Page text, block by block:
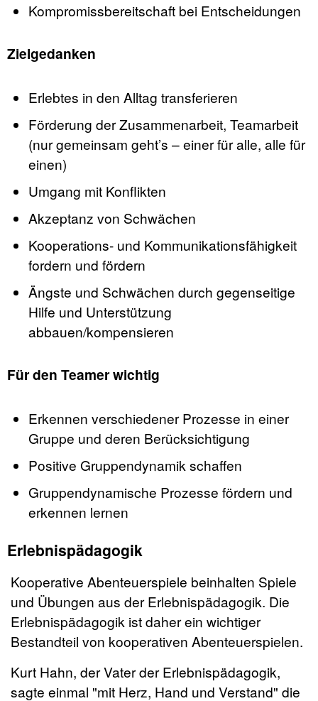
Kompromissbereitschaft bei Entscheidungen
Zielgedanken
Erlebtes in den Alltag transferieren
Förderung der Zusammenarbeit, Teamarbeit
(nur gemeinsam geht’s – einer für alle, alle für
einen)
Umgang mit Konflikten
Akzeptanz von Schwächen
Kooperations- und Kommunikationsfähigkeit
fordern und fördern
Ängste und Schwächen durch gegenseitige
Hilfe und Unterstützung
abbauen/kompensieren
Für den Teamer wichtig
Erkennen verschiedener Prozesse in einer
Gruppe und deren Berücksichtigung
Positive Gruppendynamik schaffen
Gruppendynamische Prozesse fördern und
erkennen lernen
Erlebnispädagogik
Kooperative Abenteuerspiele beinhalten Spiele
und Übungen aus der Erlebnispädagogik. Die
Erlebnispädagogik ist daher ein wichtiger
Bestandteil von kooperativen Abenteuerspielen.
Kurt Hahn, der Vater der Erlebnispädagogik,
sagte einmal "mit Herz, Hand und Verstand" die